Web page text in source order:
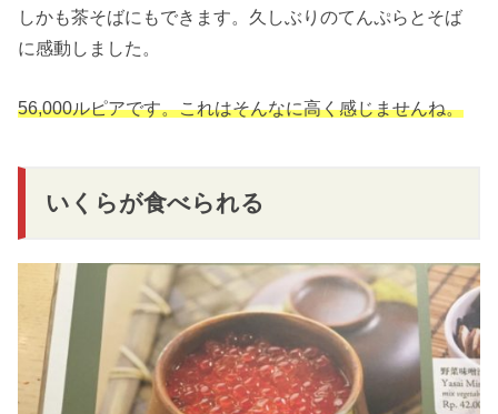
しかも茶そばにもできます。久しぶりのてんぷらとそば
に感動しました。
56,000ルピアです。これはそんなに高く感じませんね。
いくらが食べられる